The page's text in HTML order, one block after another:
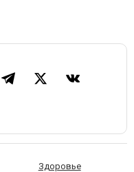
Здоровье